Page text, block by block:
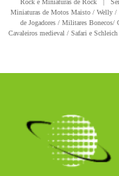
Rock e Miniaturas de Rock
|
Miniaturas de Motos Maisto / Welly /
de Jogadores / Militares Bonecos/
Cavaleiros medieval / Safari e Schleich